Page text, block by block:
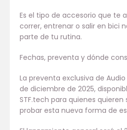
Es el tipo de accesorio que te
correr, entrenar o salir en bici
parte de tu rutina.
Fechas, preventa y dónde
La preventa exclusiva de Audio
de diciembre de 2025,
STF.tech para quienes quieren
probar esta nueva forma de